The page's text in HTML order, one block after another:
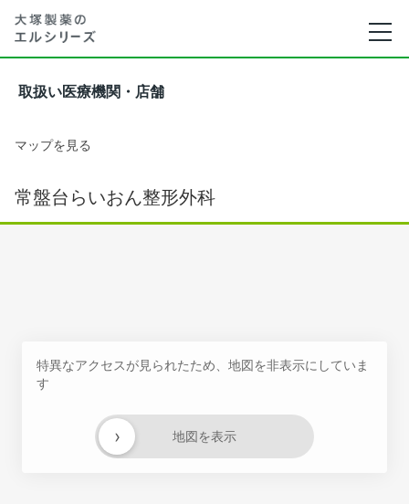
取扱い医療機関・店舗
マップを見る
常盤台らいおん整形外科
特異なアクセスが見られたため、地図を非表示にしていま
す
地図を表示
›